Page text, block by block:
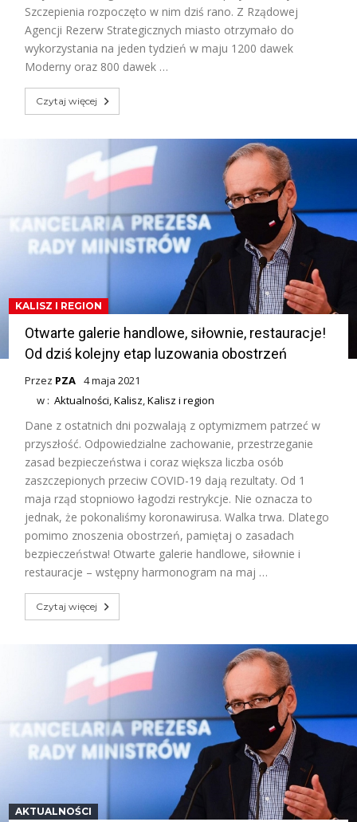
Szczepienia rozpoczęto w nim dziś rano. Z Rządowej
Agencji Rezerw Strategicznych miasto otrzymało do
wykorzystania na jeden tydzień w maju 1200 dawek
Moderny oraz 800 dawek …
Czytaj więcej
KALISZ I REGION
Otwarte galerie handlowe, siłownie, restauracje!
Od dziś kolejny etap luzowania obostrzeń
Przez PZA 4 maja 2021
w :Aktualności,Kalisz,Kalisz i region
Dane z ostatnich dni pozwalają z optymizmem patrzeć w
przyszłość. Odpowiedzialne zachowanie, przestrzeganie
zasad bezpieczeństwa i coraz większa liczba osób
zaszczepionych przeciw COVID-19 dają rezultaty. Od 1
maja rząd stopniowo łagodzi restrykcje. Nie oznacza to
jednak, że pokonaliśmy koronawirusa. Walka trwa. Dlatego
pomimo znoszenia obostrzeń, pamiętaj o zasadach
bezpieczeństwa! Otwarte galerie handlowe, siłownie i
restauracje – wstępny harmonogram na maj …
Czytaj więcej
AKTUALNOŚCI